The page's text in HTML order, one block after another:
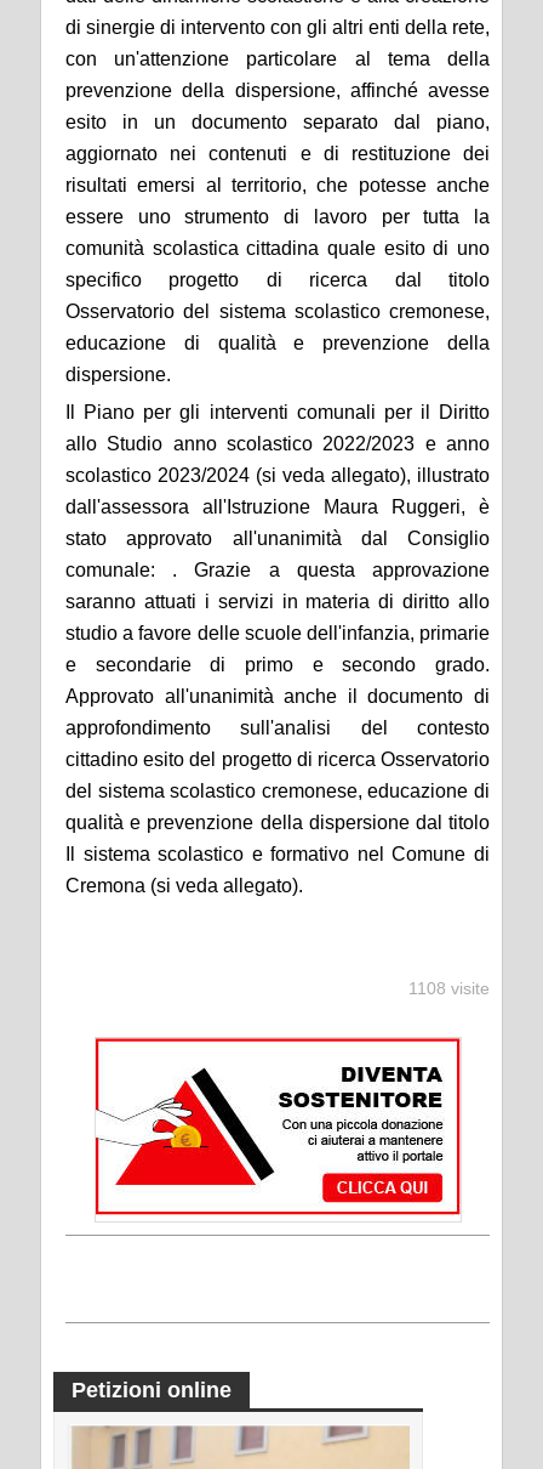
di sinergie di intervento con gli altri enti della rete,
con un'attenzione particolare al tema della
prevenzione della dispersione, affinché avesse
esito in un documento separato dal piano,
aggiornato nei contenuti e di restituzione dei
risultati emersi al territorio, che potesse anche
essere uno strumento di lavoro per tutta la
comunità scolastica cittadina quale esito di uno
specifico progetto di ricerca dal titolo
Osservatorio del sistema scolastico cremonese,
educazione di qualità e prevenzione della
dispersione.
l Piano per gli interventi comunali per il Diritto
allo Studio anno scolastico 2022/2023 eanno
scolastico 2023/2024 (si veda allegato), illustrato
dall'assessora all'Istruzione Maura Ruggeri, è
stato approvato all'unanimità dal Consiglio
comunale: .Grazie a questa approvazione
saranno attuati i servizi in materia di diritto allo
studio a favore delle scuole dell'infanzia, primarie
e secondarie di primo e secondo grado.
Approvato all'unanimità anche il documento di
approfondimento sull'analisi del contesto
cittadino esito del progetto di ricerca Osservatorio
del sistema scolastico cremonese, educazione di
qualità e prevenzione della dispersione dal titolo
Il sistema scolastico e formativo nel Comune di
Cremona (si veda allegato).
1108 visite
Petizioni online